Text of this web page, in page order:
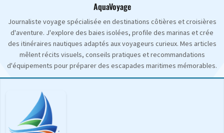
AquaVoyage
Journaliste voyage spécialisée en destinations côtières et croisières
d'aventure. J'explore des baies isolées, profile des marinas et crée
des itinéraires nautiques adaptés aux voyageurs curieux. Mes articles
mêlent récits visuels, conseils pratiques et recommandations
d'équipements pour préparer des escapades maritimes mémorables.